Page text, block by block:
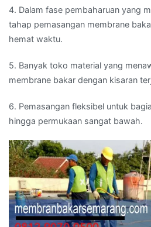
4. Dalam fase pembaharuan yang
tahap pemasangan membrane
hemat waktu.
5. Banyak toko material yang
membrane bakar dengan kisaran
6. Pemasangan fleksibel untuk
hingga permukaan sangat bawah.